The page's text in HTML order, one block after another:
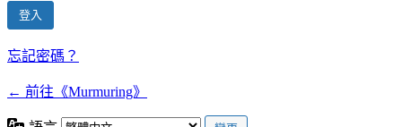
忘記密碼？
← 前往《Murmuring》